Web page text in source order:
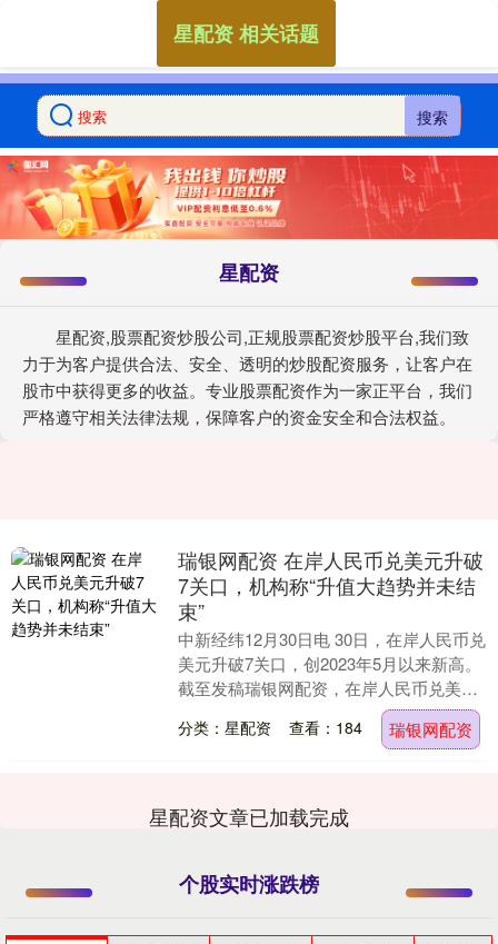
搜索
星配资
星配资,股票配资炒股公司,正规股票配资炒股平台,我们致
力于为客户提供合法、安全、透明的炒股配资服务，让客户在
股市中获得更多的收益。专业股票配资作为一家正平台，我们
严格遵守相关法律法规，保障客户的资金安全和合法权益。
星配资 相关话题
瑞银网配资 在岸人民币兑美元升破
7关口，机构称“升值大趋势并未结
束”
中新经纬12月30日电 30日，在岸人民币兑
美元升破7关口，创2023年5月以来新高。
截至发稿瑞银网配资，在岸人民币兑美元
报6.991，跌0.27%，盘中最高触....
分类：星配资 查看：184 瑞银网配资
星配资文章已加载完成
个股实时涨跌榜